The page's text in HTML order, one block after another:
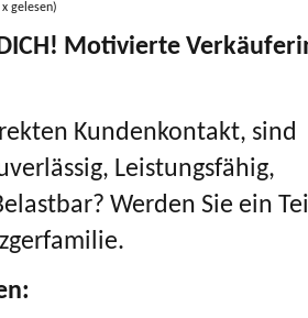
x gelesen)
Motivierte
Kundenkontakt, sind
Leistungsfähig,
Werden Sie ein